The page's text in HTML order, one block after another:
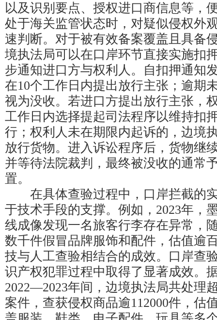
以及识别要点、授权进口商信息等，
处于海关监管状态时，对疑似侵权外
速判断。对于被有效备案覆盖且具备
境执法局可以在口岸环节直接实施扣
步通知进口方与权利人。自扣押通知
在10个工作日内提出放行主张；逾期
视为没收。若进口方提出放行主张，
工作日内选择提起司法程序以维持扣
行；权利人未在期限内起诉的，边境
放行货物。进入诉讼程序后，货物继
并等待法院裁判，最终被没收的通常
置。
在具体查验过程中，口岸拦截的
于技术手段的支撑。例如，2023年，
线成像发现一名旅客行李存在异常，
数千件假冒品牌服饰和配件，估值逾
技与人工查验相结合的成效。口岸查
识产权犯罪过程中取得了显著成效。
2022—2023年间，边境执法局共处理
案件，查获侵权商品逾112000件，估